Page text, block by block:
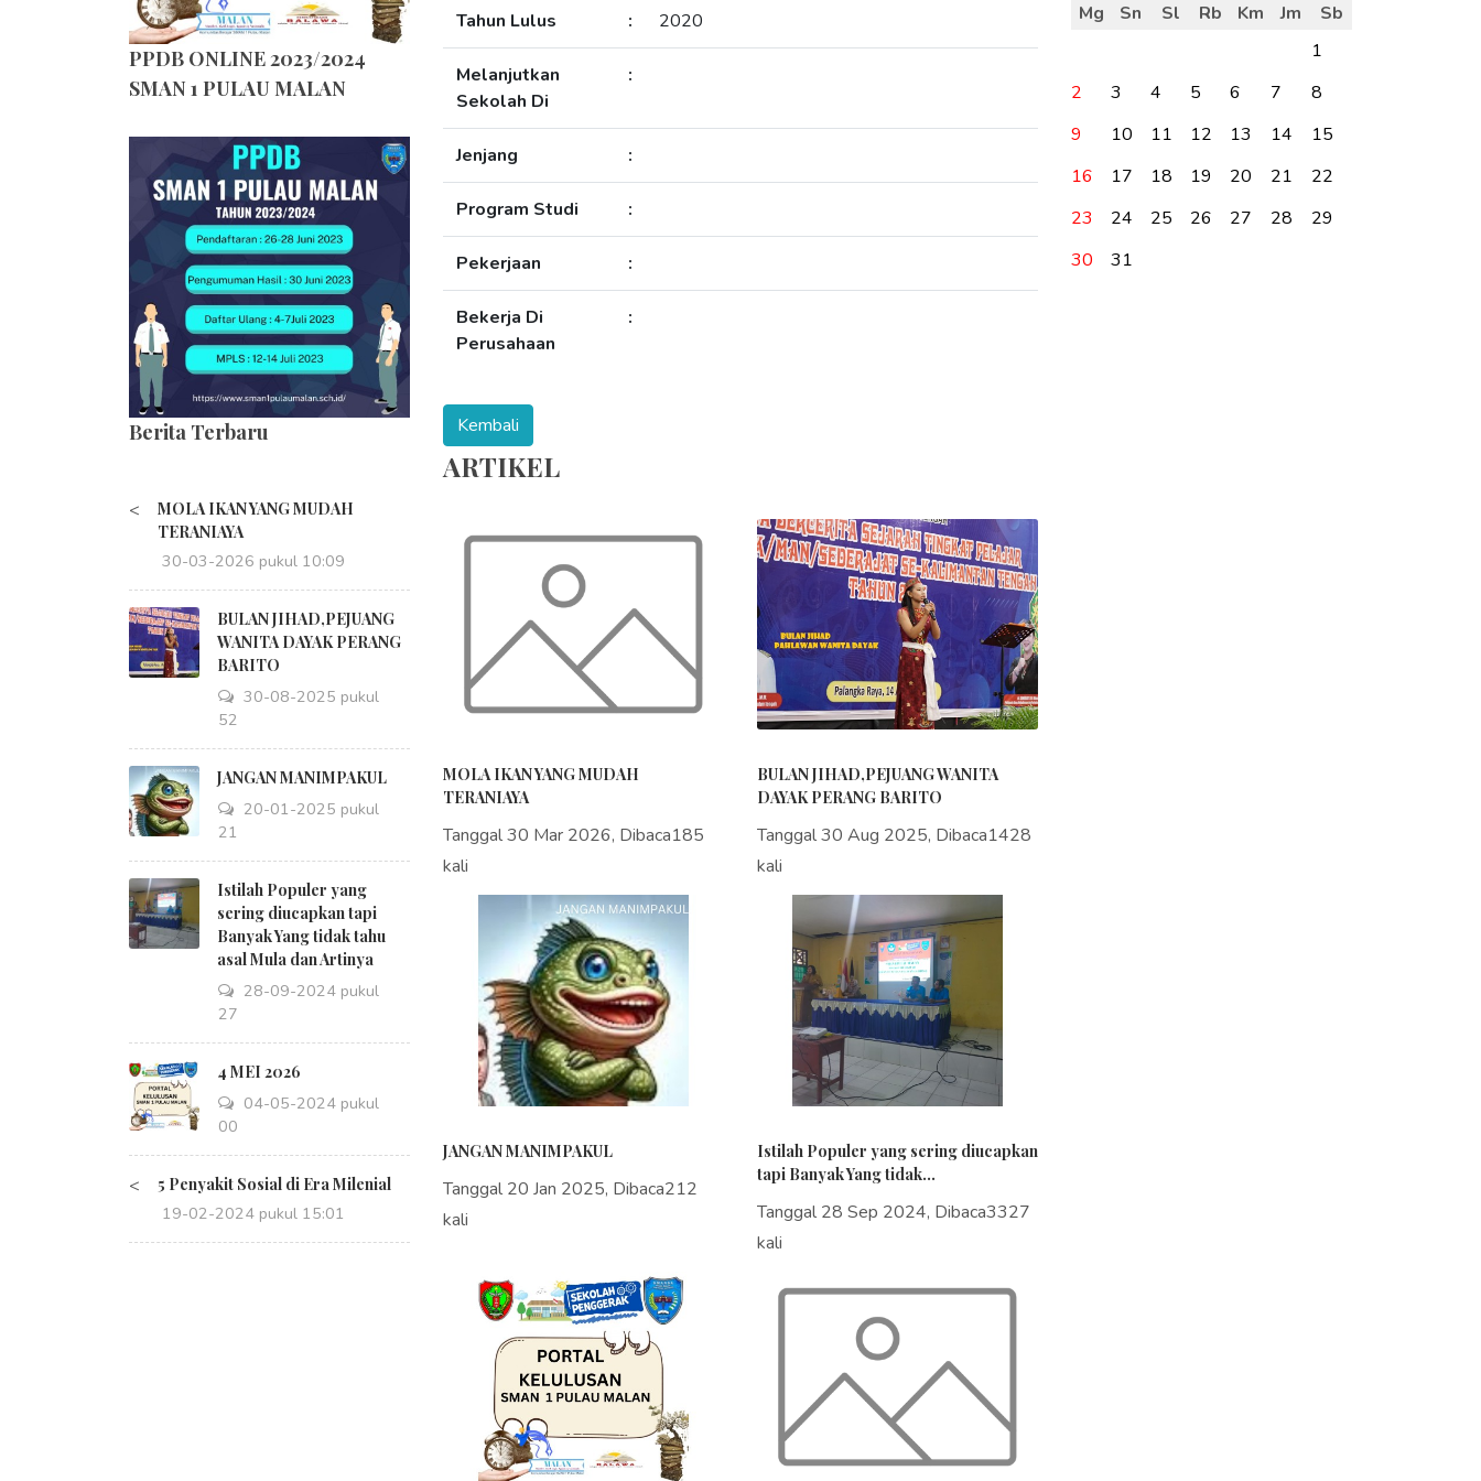
PPDB ONLINE 2023/2024
SMAN 1 PULAU MALAN
Berita Terbaru
<
MOLA IKAN YANG MUDAH
TERANIAYA
30-03-2026 pukul 10:09
BULAN JIHAD,PEJUANG
WANITA DAYAK PERANG
BARITO
30-08-2025 pukul
18:52
JANGAN MANIMPAKUL
20-01-2025 pukul
09:21
Istilah Populer yang
sering diucapkan tapi
Banyak Yang tidak tahu
asal Mula dan Artinya
28-09-2024 pukul
14:27
4 MEI 2026
04-05-2024 pukul
08:00
< 5 Penyakit Sosial di Era Milenial
19-02-2024 pukul 15:01
Tahun Lulus : 2020
Melanjutkan
Sekolah Di
:
Jenjang :
Program Studi :
Pekerjaan :
Bekerja Di
Perusahaan
:
Kembali
ARTIKEL
MOLA IKAN YANG MUDAH
TERANIAYA
Tanggal 30 Mar 2026, Dibaca185
kali
BULAN JIHAD,PEJUANG WANITA
DAYAK PERANG BARITO
Tanggal 30 Aug 2025, Dibaca1428
kali
JANGAN MANIMPAKUL
Tanggal 20 Jan 2025, Dibaca212
kali
Istilah Populer yang sering diucapkan
tapi Banyak Yang tidak...
Tanggal 28 Sep 2024, Dibaca3327
kali
Mg Sn Sl Rb Km Jm
Sb
1
2
3 4 5 6 7
8
9
10 11 12 13 14
15
16
17 18 19 20 21
22
23
24 25 26 27 28
29
30
31